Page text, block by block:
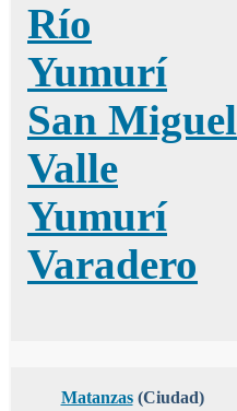
Río
Yumurí
San Miguel
Valle
Yumurí
Varadero
Matanzas(Ciudad)